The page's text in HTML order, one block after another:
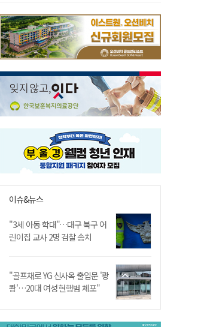
이슈&뉴스
"3세 아동 학대"…대구 북구 어
린이집 교사 2명 검찰 송치
"골프채로 YG 신사옥 출입문 '쾅
쾅'…20대 여성 현행범 체포"